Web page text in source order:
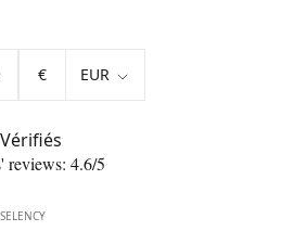
€
reviews: 4.6/5